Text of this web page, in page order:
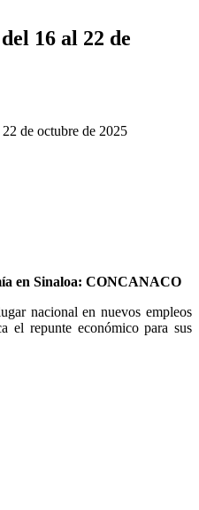
16 al 22 de
de octubre de 2025
en Sinaloa: CONCANACO
nacional en nuevos empleos
el repunte económico para sus